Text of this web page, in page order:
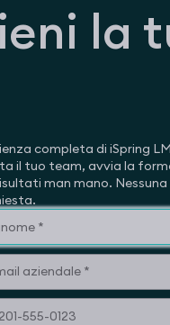
la
completa di iSpring
il tuo team, avvia la
man mano.